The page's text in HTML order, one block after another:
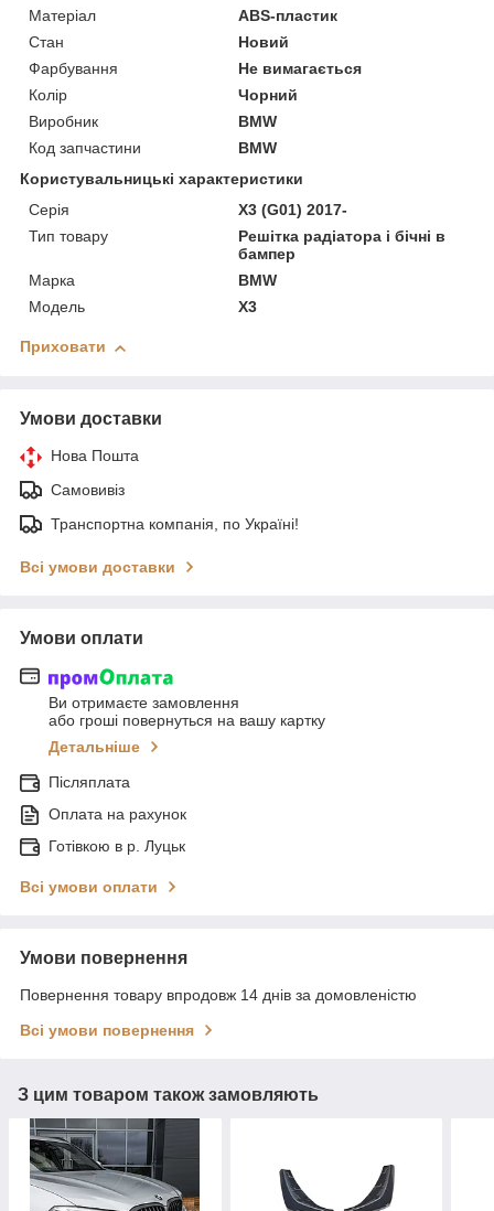
Матеріал
ABS-пластик
Стан
Новий
Фарбування
Не вимагається
Колір
Чорний
Виробник
BMW
Код запчастини
BMW
Користувальницькі характеристики
Серія
X3 (G01) 2017-
Тип товару
Решітка радіатора і бічні в
бампер
Марка
BMW
Модель
X3
Приховати
Умови доставки
Нова Пошта
Самовивіз
Транспортна компанія, по Україні!
Всі умови доставки
Умови оплати
Ви отримаєте замовлення
або гроші повернуться на вашу картку
Детальніше
Післяплата
Оплата на рахунок
Готівкою в р. Луцьк
Всі умови оплати
Умови повернення
Повернення товару впродовж 14 днів за домовленістю
Всі умови повернення
З цим товаром також замовляють